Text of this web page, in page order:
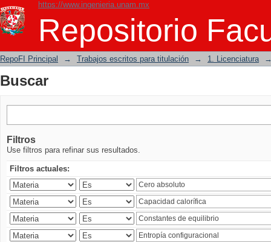
https://www.ingenieria.unam.mx
Repositorio
Buscar
RepoFI Principal → Trabajos escritos para titulación → 1. Licenciatura
Buscar
Filtros
Use filtros para refinar sus resultados.
Filtros actuales: